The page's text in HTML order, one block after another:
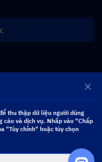
PTE.LTD. All Rights Reserved.
thu thập dữ liệu người dùng
và dịch vụ. Nhấp vào "Chấp
"Tùy chỉnh" hoặc tùy chọn